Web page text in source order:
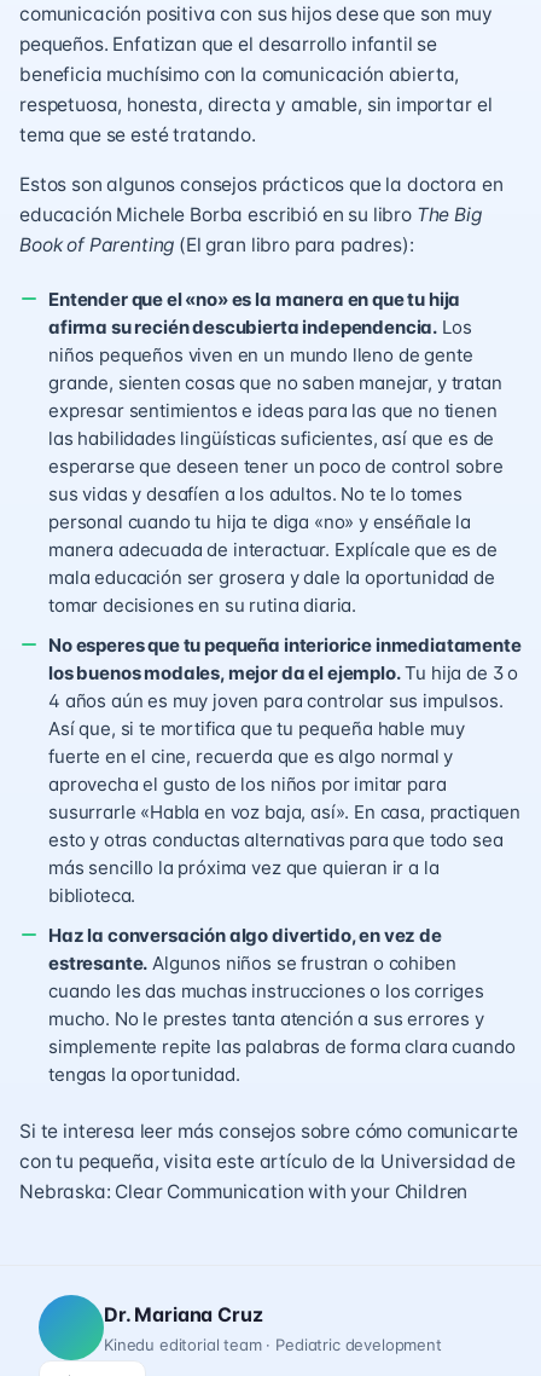
comunicación positiva con sus hijos dese que son muy
pequeños. Enfatizan que el desarrollo infantil se
beneficia muchísimo con la comunicación abierta,
respetuosa, honesta, directa y amable, sin importar el
tema que se esté tratando.
Estos son algunos consejos prácticos que la doctora en
educación Michele Borba escribió en su libro The Big
Book of Parenting (El gran libro para padres):
Entender que el «no» es la manera en que tu hija
afirma su recién descubierta independencia. Los
niños pequeños viven en un mundo lleno de gente
grande, sienten cosas que no saben manejar, y tratan
expresar sentimientos e ideas para las que no tienen
las habilidades lingüísticas suficientes, así que es de
esperarse que deseen tener un poco de control sobre
sus vidas y desafíen a los adultos. No te lo tomes
personal cuando tu hija te diga «no» y enséñale la
manera adecuada de interactuar. Explícale que es de
mala educación ser grosera y dale la oportunidad de
tomar decisiones en su rutina diaria.
No esperes que tu pequeña interiorice inmediatamente
los buenos modales, mejor da el ejemplo.Tu hija de 3 o
4 años aún es muy joven para controlar sus impulsos.
Así que, si te mortifica que tu pequeña hable muy
fuerte en el cine, recuerda que es algo normal y
aprovecha el gusto de los niños por imitar para
susurrarle «Habla en voz baja, así». En casa, practiquen
esto y otras conductas alternativas para que todo sea
más sencillo la próxima vez que quieran ir a la
biblioteca.
Haz la conversación algo divertido, en vez de
estresante. Algunos niños se frustran o cohiben
cuando les das muchas instrucciones o los corriges
mucho. No le prestes tanta atención a sus errores y
simplemente repite las palabras de forma clara cuando
tengas la oportunidad.
Si te interesa leer más consejos sobre cómo comunicarte
con tu pequeña, visita este artículo de la Universidad de
Nebraska: Clear Communication with your Children
Dr. Mariana Cruz
Kinedu editorial team · Pediatric development